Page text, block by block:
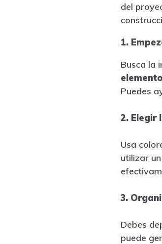
del
1.
Busca la
Puedes
2. Elegir
Usa
utilizar
3.
Debes
puede